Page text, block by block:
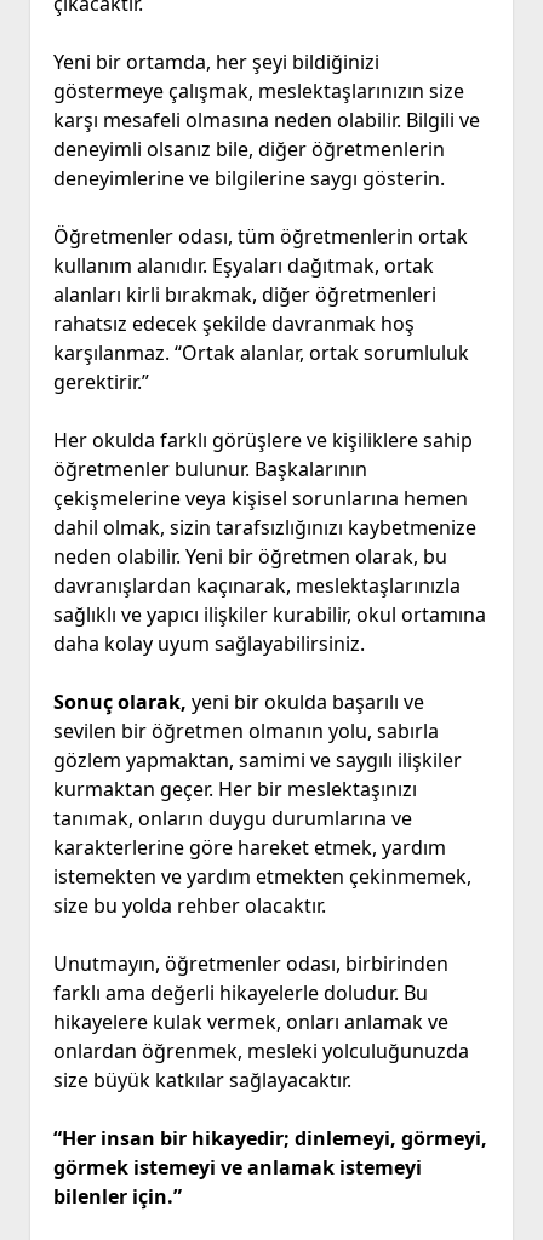
Yeni bir ortamda, her şeyi bildiğinizi
göstermeye çalışmak, meslektaşlarınızın size
karşı mesafeli olmasına neden olabilir. Bilgili ve
deneyimli olsanız bile, diğer öğretmenlerin
deneyimlerine ve bilgilerine saygı gösterin.
Öğretmenler odası, tüm öğretmenlerin ortak
kullanım alanıdır. Eşyaları dağıtmak, ortak
alanları kirli bırakmak, diğer öğretmenleri
rahatsız edecek şekilde davranmak hoş
karşılanmaz. “Ortak alanlar, ortak sorumluluk
gerektirir.”
Her okulda farklı görüşlere ve kişiliklere sahip
öğretmenler bulunur. Başkalarının
çekişmelerine veya kişisel sorunlarına hemen
dahil olmak, sizin tarafsızlığınızı kaybetmenize
neden olabilir. Yeni bir öğretmen olarak, bu
davranışlardan kaçınarak, meslektaşlarınızla
sağlıklı ve yapıcı ilişkiler kurabilir, okul ortamına
daha kolay uyum sağlayabilirsiniz.
Sonuç olarak, yeni bir okulda başarılı ve
sevilen bir öğretmen olmanın yolu, sabırla
gözlem yapmaktan, samimi ve saygılı ilişkiler
kurmaktan geçer. Her bir meslektaşınızı
tanımak, onların duygu durumlarına ve
karakterlerine göre hareket etmek, yardım
istemekten ve yardım etmekten çekinmemek,
size bu yolda rehber olacaktır.
Unutmayın, öğretmenler odası, birbirinden
farklı ama değerli hikayelerle doludur. Bu
hikayelere kulak vermek, onları anlamak ve
onlardan öğrenmek, mesleki yolculuğunuzda
size büyük katkılar sağlayacaktır.
“Her insan bir hikayedir; dinlemeyi, görmeyi,
görmek istemeyi ve anlamak istemeyi
bilenler için.”